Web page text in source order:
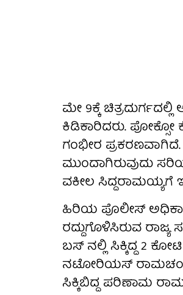
ಮೇ 9ಕ್ಕೆ
ಕಿಡಿಕಾರಿದರು.
ಗಂಭೀರ
ಮುಂದಾಗಿರುವುದು
ವಕೀಲ ಸಿದ್ದರಾಮಯ್ಯಗೆ
ಹಿರಿಯ ಪೊಲೀಸ್
ರದ್ದುಗೊಳಿಸಿರುವ ರಾಜ್ಯ
ಬಸ್ ನಲ್ಲಿ ಸಿಕ್ಕಿದ್ದ 2
ನಟೋರಿಯಸ್
ಸಿಕ್ಕಿಬಿದ್ದ ಪರಿಣಾಮ